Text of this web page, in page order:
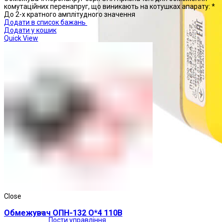
Пости управління
комутаційних перенапруг, що виникають на котушках апарату: *
До 2-х кратного амплітудного значення
Додати в список бажань
Додати у кошик
Quick View
Close
Обмежувач ОПН-132 О*4 110В